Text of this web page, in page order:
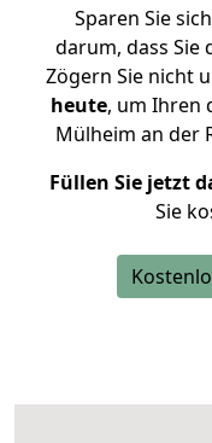
Sparen Sie
darum, dass Sie
Zögern Sie nicht
heute, um Ihren
Mülheim an der
Füllen Sie jetzt
Sie